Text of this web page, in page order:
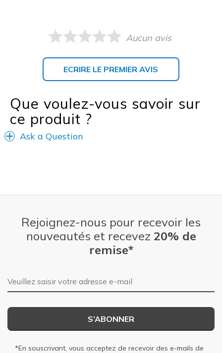
Aucun avis
ECRIRE LE PREMIER AVIS
Que voulez-vous savoir sur
ce produit ?
Ask a Question
Rejoignez-nous pour recevoir les
nouveautés et recevez 20% de
remise*
Adresse e-mail
S’ABONNER
*En souscrivant, vous acceptez de recevoir des e-mails de